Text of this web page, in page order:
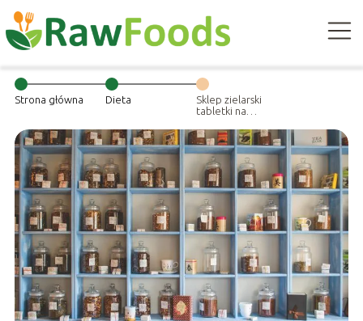
Strona główna Dieta
Sklep zielarski
tabletki na
istotne
informacje